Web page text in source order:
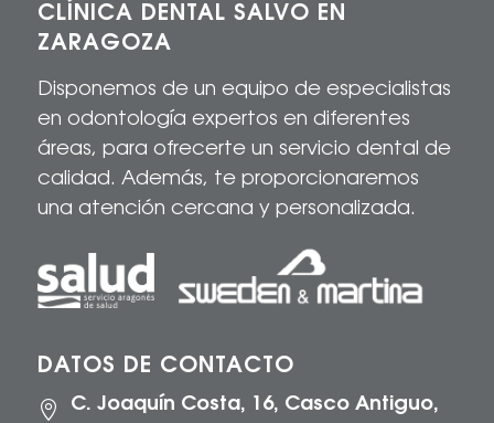
CLÍNICA DENTAL SALVO EN
ZARAGOZA
Disponemos de un equipo de especialistas
en odontología expertos en diferentes
áreas, para ofrecerteun servicio dental de
calidad. Además, te proporcionaremos
una atención cercana y personalizada.
DATOS DE CONTACTO

C. Joaquín Costa, 16, Casco Antiguo,